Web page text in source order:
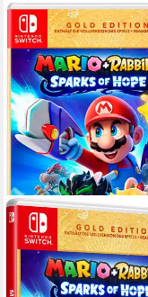
UBISOFT
Mario + Rabbids
Hope Gold Edition
Box)